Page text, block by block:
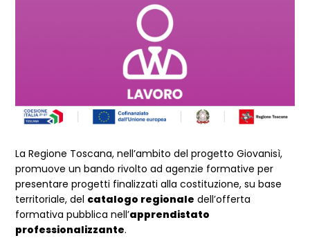
La Regione Toscana, nell’ambito del progetto Giovanisì,
promuove un bando rivolto ad agenzie formative per
presentare progetti finalizzati alla costituzione, su base
territoriale, del catalogo regionale dell’offerta
formativa pubblica nell’apprendistato
professionalizzante.